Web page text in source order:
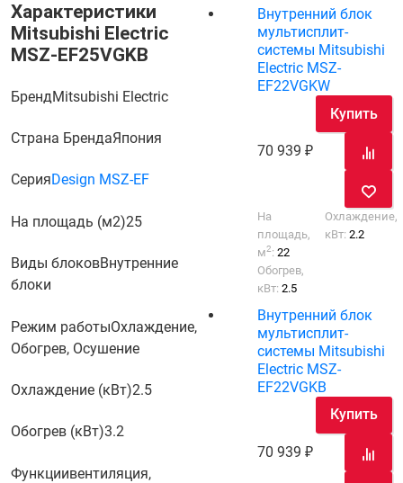
Характеристики
Mitsubishi Electric
MSZ-EF25VGKB
БрендMitsubishi Electric
Страна БрендаЯпония
СерияDesign MSZ-EF
На площадь (м2)25
Виды блоковВнутренние
блоки
Режим работыОхлаждение,
Обогрев, Осушение
Охлаждение (кВт)2.5
Обогрев (кВт)3.2
Функциивентиляция,
Внутренний блок
мультисплит-
системы Mitsubishi
Electric MSZ-
EF22VGKW
70 939
Купить
На
площадь,
м2:22
Охлаждение,
кВт:2.2
Обогрев,
кВт:2.5
Внутренний блок
мультисплит-
системы Mitsubishi
Electric MSZ-
EF22VGKB
70 939
Купить